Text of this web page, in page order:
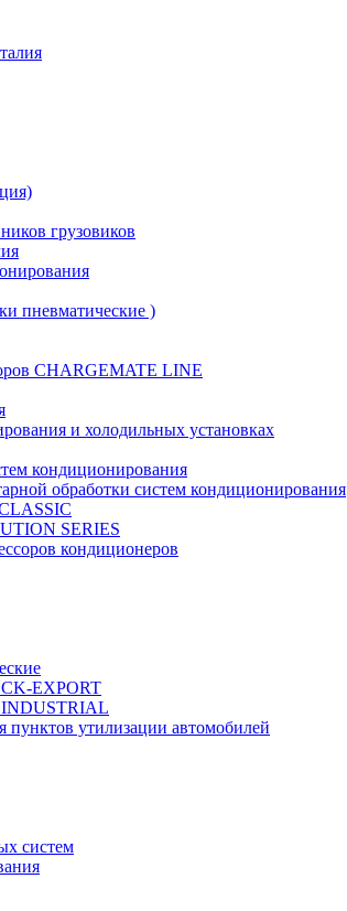
грузовиков
пневматические )
CHARGEMATE LINE
и холодильных установках
кондиционирования
обработки систем кондиционирования
SERIES
кондиционеров
CK-EXPORT
INDUSTRIAL
пунктов утилизации автомобилей
систем